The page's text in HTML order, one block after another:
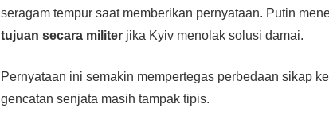
seragam tempur saat memberikan pernyataan. Putin
tujuan secara militer jika Kyiv menolak solusi damai.
Pernyataan ini semakin mempertegas perbedaan sikap
gencatan senjata masih tampak tipis.